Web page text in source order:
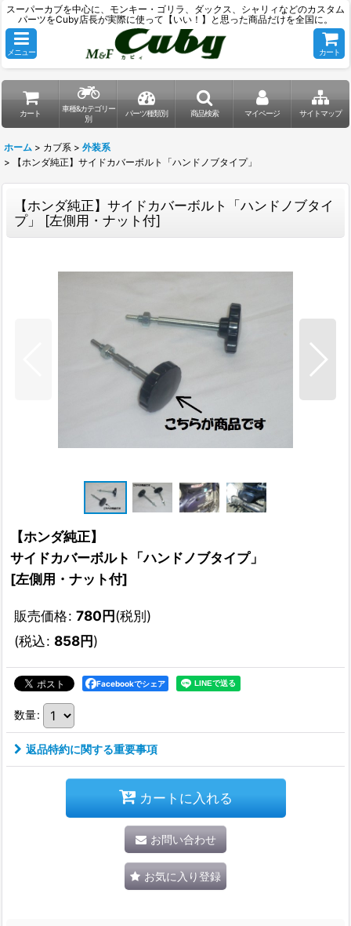
スーパーカブを中心に、モンキー・ゴリラ、ダックス、シャリィなどのカスタム
パーツをCuby店長が実際に使って【いい！】と思った商品だけを全国に。
メニュー カート
カート
車種&カテゴリー
別
パーツ種類別 商品検索 マイページ サイトマップ
ホーム > カブ系 > 外装系
>
【ホンダ純正】サイドカバーボルト「ハンドノブタイプ」
【ホンダ純正】サイドカバーボルト「ハンドノブタイ
プ」
[左側用・ナット付]
【ホンダ純正】
サイドカバーボルト「ハンドノブタイプ」
[左側用・ナット付]
販売価格: 780円(税別)
(税込: 858円)
Facebookでシェア
数量:
返品特約に関する重要事項
カートに入れる
お問い合わせ
お気に入り登録